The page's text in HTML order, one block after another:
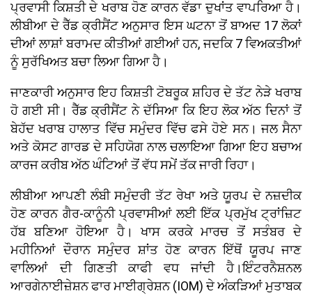
ਪ੍ਰਵਾਸੀ ਕਿਸ਼ਤੀ ਦੇ ਖਰਾਬ ਹੋਣ ਕਾਰਨ ਵੱਡਾ ਦੁਖਾਂਤ ਵਾਪਰਿਆ ਹੈ।
ਲੀਬੀਆ ਦੇ ਰੈੱਡ ਕ੍ਰੀਸੈਂਟ ਅਨੁਸਾਰ ਇਸ ਘਟਨਾ ਤੋਂ ਬਾਅਦ 17 ਲੋਕਾਂ
ਦੀਆਂ ਲਾਸ਼ਾਂ ਬਰਾਮਦ ਕੀਤੀਆਂ ਗਈਆਂ ਹਨ, ਜਦਕਿ 7 ਵਿਅਕਤੀਆਂ
ਨੂੰ ਸੁਰੱਖਿਅਤ ਬਚਾ ਲਿਆ ਗਿਆ ਹੈ।
ਜਾਣਕਾਰੀ ਅਨੁਸਾਰ ਇਹ ਕਿਸ਼ਤੀ ਟੋਬਰੂਕ ਸ਼ਹਿਰ ਦੇ ਤੱਟ ਨੇੜੇ ਖਰਾਬ
ਹੋ ਗਈ ਸੀ। ਰੈੱਡ ਕ੍ਰੀਸੈਂਟ ਨੇ ਦੱਸਿਆ ਕਿ ਇਹ ਲੋਕ ਅੱਠ ਦਿਨਾਂ ਤੋਂ
ਬੇਹੱਦ ਖਰਾਬ ਹਾਲਾਤ ਵਿੱਚ ਸਮੁੰਦਰ ਵਿੱਚ ਫਸੇ ਹੋਏ ਸਨ। ਜਲ ਸੈਨਾ
ਅਤੇ ਕੋਸਟ ਗਾਰਡ ਦੇ ਸਹਿਯੋਗ ਨਾਲ ਚਲਾਇਆ ਗਿਆ ਇਹ ਬਚਾਅ
ਕਾਰਜ ਕਰੀਬ ਅੱਠ ਘੰਟਿਆਂ ਤੋਂ ਵੱਧ ਸਮੇਂ ਤੱਕ ਜਾਰੀ ਰਿਹਾ।
ਲੀਬੀਆ ਆਪਣੀ ਲੰਬੀ ਸਮੁੰਦਰੀ ਤੱਟ ਰੇਖਾ ਅਤੇ ਯੂਰਪ ਦੇ ਨਜ਼ਦੀਕ
ਹੋਣ ਕਾਰਨ ਗੈਰ-ਕਾਨੂੰਨੀ ਪ੍ਰਵਾਸੀਆਂ ਲਈ ਇੱਕ ਪ੍ਰਮੁੱਖ ਟ੍ਰਾਂਜ਼ਿਟ
ਹੱਬ ਬਣਿਆ ਹੋਇਆ ਹੈ। ਖਾਸ ਕਰਕੇ ਮਾਰਚ ਤੋਂ ਸਤੰਬਰ ਦੇ
ਮਹੀਨਿਆਂ ਦੌਰਾਨ ਸਮੁੰਦਰ ਸ਼ਾਂਤ ਹੋਣ ਕਾਰਨ ਇੱਥੋਂ ਯੂਰਪ ਜਾਣ
ਵਾਲਿਆਂ ਦੀ ਗਿਣਤੀ ਕਾਫੀ ਵਧ ਜਾਂਦੀ ਹੈ।ਇੰਟਰਨੈਸ਼ਨਲ
ਆਰਗੇਨਾਈਜ਼ੇਸ਼ਨ ਫਾਰ ਮਾਈਗ੍ਰੇਸ਼ਨ (IOM) ਦੇ ਅੰਕੜਿਆਂ ਮੁਤਾਬਕ